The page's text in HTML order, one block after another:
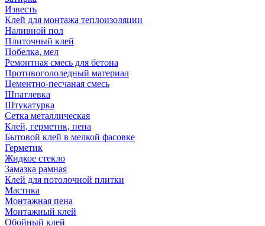
Известь
Клей для монтажа теплоизоляции
Наливной пол
Плиточный клей
Побелка, мел
Ремонтная смесь для бетона
Противогололедный материал
Цементно-песчаная смесь
Шпатлевка
Штукатурка
Сетка металлическая
Клей, герметик, пена
Бытовой клей в мелкой фасовке
Герметик
Жидкое стекло
Замазка рамная
Клей для потолочной плитки
Мастика
Монтажная пена
Монтажный клей
Обойный клей